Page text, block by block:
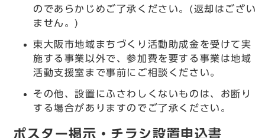
のであらかじめご了承ください。(返却はござい
ません。)
東大阪市地域まちづくり活動助成金を受けて実
施する事業以外で、参加費を要する事業は地域
活動支援室まで事前にご相談ください。
その他、設置にふさわしくないものは、お断り
する場合がありますのでご了承ください。
ポスター掲示・チラシ設置申込書